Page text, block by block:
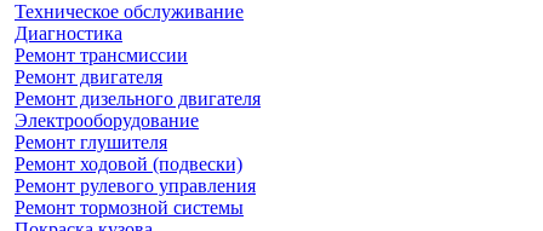
Техническое обслуживание
Диагностика
Ремонт трансмиссии
Ремонт двигателя
Ремонт дизельного двигателя
Электрооборудование
Ремонт глушителя
Ремонт ходовой (подвески)
Ремонт рулевого управления
Ремонт тормозной системы